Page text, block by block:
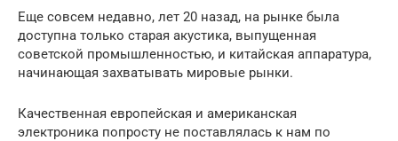
Еще совсем недавно, лет 20 назад, на рынке была
доступна только старая акустика, выпущенная
советской промышленностью, и китайская аппаратура,
начинающая захватывать мировые рынки.
Качественная европейская и американская
электроника попросту не поставлялась к нам по